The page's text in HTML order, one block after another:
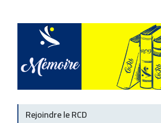
Rejoindre le RCD